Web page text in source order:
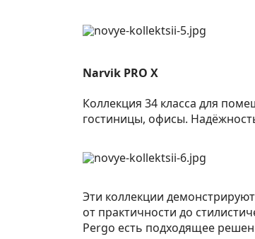
Narvik PRO X
Коллекция 34 класса для
гостиницы, офисы.
Эти коллекции
от практичности до
Pergo есть подходящее